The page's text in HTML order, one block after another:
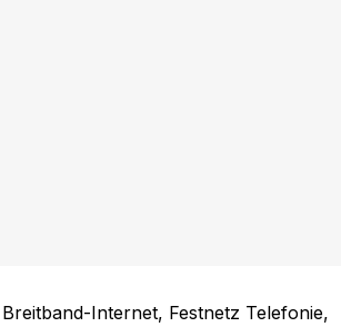
Breitband-Internet, Festnetz Telefonie,